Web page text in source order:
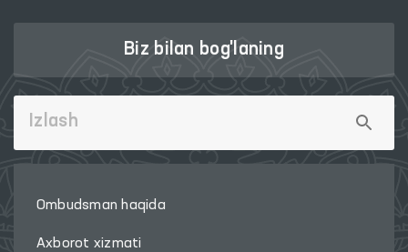
Biz bilan bog'laning
Ombudsman haqida
Axborot xizmati